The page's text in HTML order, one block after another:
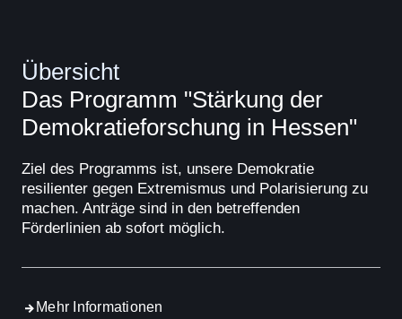
Übersicht
Das Programm "Stärkung der
Demokratieforschung in Hessen"
Ziel des Programms ist, unsere Demokratie
resilienter gegen Extremismus und Polarisierung zu
machen. Anträge sind in den betreffenden
Förderlinien ab sofort möglich.
Mehr Informationen